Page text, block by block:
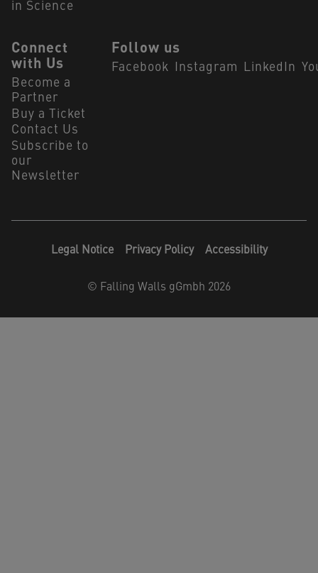
in Science
Connect
with Us
Become a
Partner
Buy a Ticket
Contact Us
Subscribe to
our
Newsletter
Follow us
Facebook Instagram LinkedIn
Legal Notice Privacy Policy Accessibility
© Falling Walls gGmbh 2026